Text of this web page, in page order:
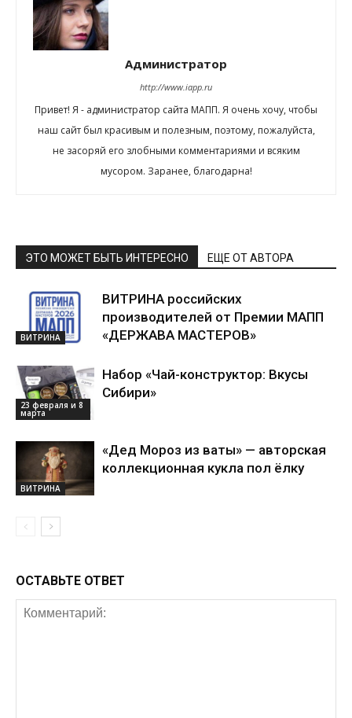
Администратор
http://www.iapp.ru
Привет! Я - администратор сайта МАПП. Я очень хочу, чтобы
наш сайт был красивым и полезным, поэтому, пожалуйста,
не засоряй его злобными комментариями и всяким
мусором. Заранее, благодарна!
ЭТО МОЖЕТ БЫТЬ ИНТЕРЕСНО ЕЩЕ ОТ АВТОРА
ВИТРИНА
ВИТРИНА российских
производителей от Премии МАПП
«ДЕРЖАВА МАСТЕРОВ»
23 февраля и 8
марта
Набор «Чай-конструктор: Вкусы
Сибири»
ВИТРИНА
«Дед Мороз из ваты» — авторская
коллекционная кукла пол ёлку
ОСТАВЬТЕ ОТВЕТ